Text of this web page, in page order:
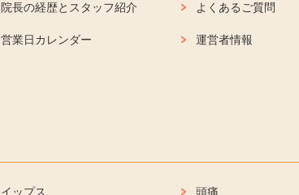
院長の経歴とスタッフ紹介 よくあるご質問
営業日カレンダー 運営者情報
イップス 頭痛